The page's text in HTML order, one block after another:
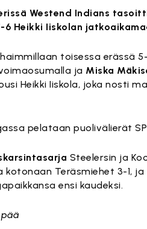
Westend Indians
Heikki Iiskolan
toisessa erässä
ja Miska
Heikki Iiskola, joka nosti
pelataan puolivälierät
Steelersin ja
Teräsmiehet 3-1,
ensi kaudeksi.